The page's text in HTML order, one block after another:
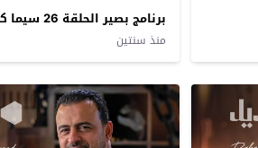
برنامج بصير الحلقة 26 سيما كلوب
منذ سنتين